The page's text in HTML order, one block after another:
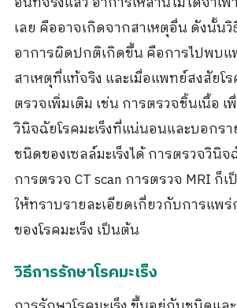
เลย คืออาจเกิดจากสาเหตุอื่น ดังนั้น
อาการผิดปกติเกิดขึ้น คือการไปพบแ
สาเหตุที่แท้จริง และเมื่อแพทย์สงสัยโร
ตรวจเพิ่มเติม เช่น การตรวจชิ้นเนื้อ เ
วินิจฉัยโรคมะเร็งที่แน่นอนและบอกร
ชนิดของเซลล์มะเร็งได้ การตรวจวินิจ
การตรวจ CT scan การตรวจ MRI ก็
ให้ทราบรายละเอียดเกี่ยวกับการแพร่
ของโรคมะเร็ง เป็นต้น
วิธีการรักษาโรคมะเร็ง